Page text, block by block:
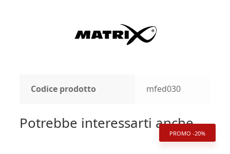
Codice prodotto mfed030
Potrebbe interessarti anche...
PROMO -20%